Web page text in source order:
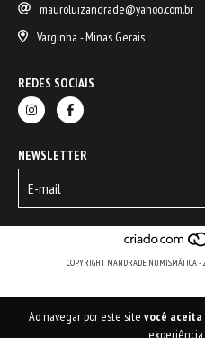
Ao navegar por este site você aceita
experiência
mauroluizandrade@yahoo.com.br
Varginha - Minas Gerais
REDES SOCIAIS
NEWSLETTER
COPYRIGHT MANDRADE NUMISMÁTICA -